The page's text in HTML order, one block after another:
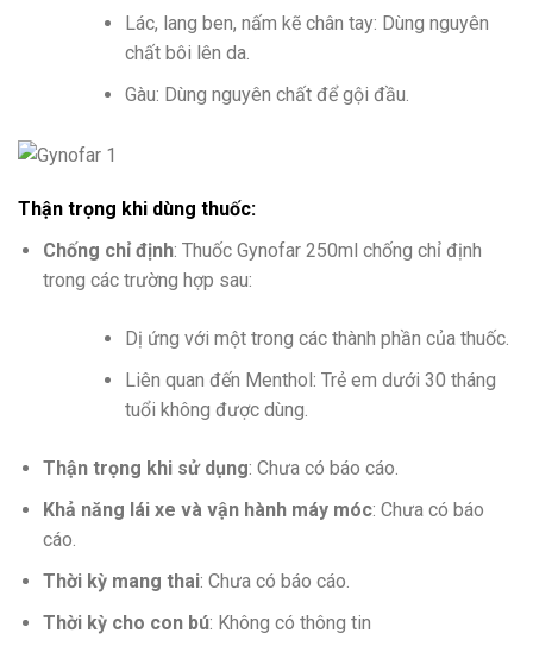
Lác, lang ben, nấm kẽ chân tay: Dùng nguyên
chất bôi lên da.
Gàu: Dùng nguyên chất để gội đầu.
Thận trọng khi dùng thuốc:
Chống chỉ định: Thuốc Gynofar 250ml chống chỉ định
trong các trường hợp sau:
Dị ứng với một trong các thành phần của thuốc.
Liên quan đến Menthol: Trẻ em dưới 30 tháng
tuổi không được dùng.
Thận trọng khi sử dụng: Chưa có báo cáo.
Khả năng lái xe và vận hành máy móc: Chưa có báo
cáo.
Thời kỳ mang thai: Chưa có báo cáo.
Thời kỳ cho con bú: Không có thông tin